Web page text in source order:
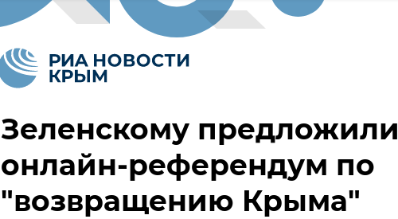
Зеленскому предложили
онлайн-референдум по
"возвращению Крыма"